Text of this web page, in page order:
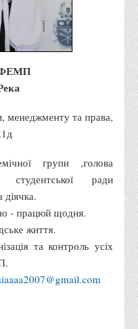
вступникам
«ВАТРА»
ФЕМП
менеджменту та права,
групи ,голова
студентської ради
- працюй щодня.
життя.
та контроль усіх